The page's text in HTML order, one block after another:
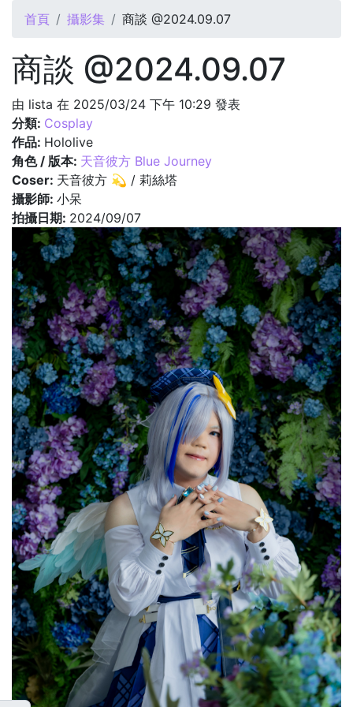
您在這裡
首頁 攝影集 商談 @2024.09.07
商談 @2024.09.07
由 lista 在 2025/03/24 下午 10:29 發表
分類: Cosplay
作品: Hololive
角色 / 版本: 天音彼方 Blue Journey
Coser: 天音彼方 💫 / 莉絲塔
攝影師: 小呆
拍攝日期: 2024/09/07